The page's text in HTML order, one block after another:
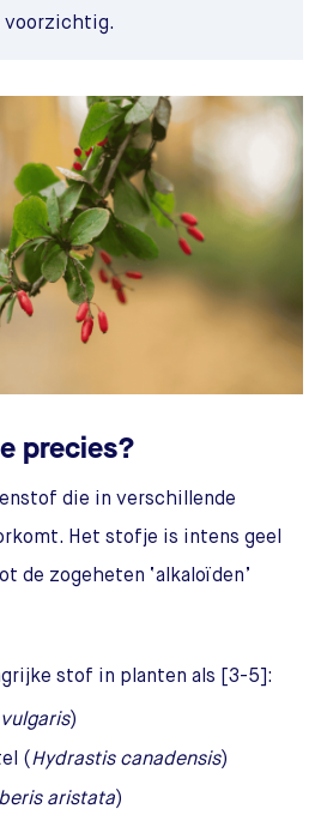
voorzichtig.
precies?
die in verschillende
Het stofje is intens geel
de zogeheten ‘alkaloïden’
stof in planten als [3-5]:
)
(Hydrastis canadensis)
aristata)